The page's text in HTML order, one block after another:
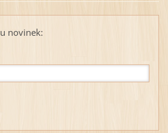
novinek: